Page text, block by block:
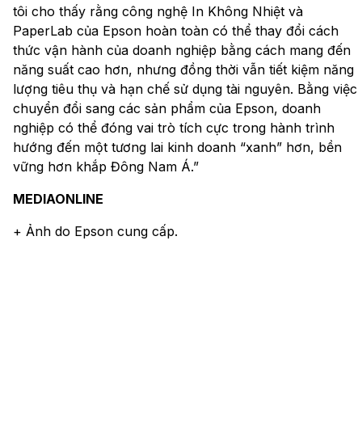
tôi cho thấy rằng công nghệ In Không Nhiệt và
PaperLab của Epson hoàn toàn có thể thay đổi cách
thức vận hành của doanh nghiệp bằng cách mang đến
năng suất cao hơn, nhưng đồng thời vẫn tiết kiệm năng
lượng tiêu thụ và hạn chế sử dụng tài nguyên. Bằng việc
chuyển đổi sang các sản phẩm của Epson, doanh
nghiệp có thể đóng vai trò tích cực trong hành trình
hướng đến một tương lai kinh doanh “xanh” hơn, bền
vững hơn khắp Đông Nam Á.”
MEDIAONLINE
+ Ảnh do Epson cung cấp.